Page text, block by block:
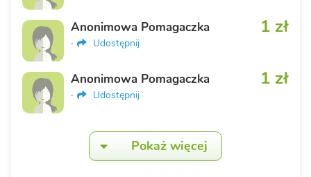
1 zł
Anonimowa Pomagaczka
· Udostępnij
1 zł
Anonimowa Pomagaczka
· Udostępnij
Pokaż więcej